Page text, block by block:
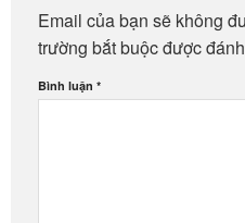
Email của bạn sẽ không
trường bắt buộc được
Bình luận *